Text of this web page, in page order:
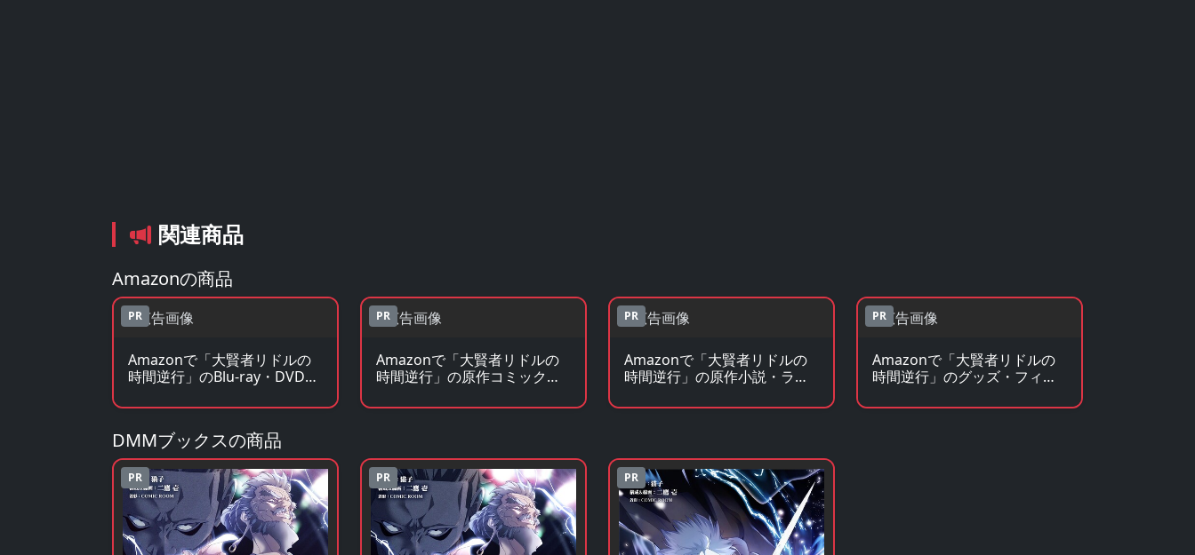
関連商品
Amazonの商品
PR
Amazonで「大賢者リドルの
時間逆行」のBlu-ray・DVDを
PR
Amazonで「大賢者リドルの
時間逆行」の原作コミックを
PR
Amazonで「大賢者リドルの
時間逆行」の原作小説・ラノ
PR
Amazonで「大賢者リドルの
時間逆行」のグッズ・フィギ
DMMブックスの商品
PR PR PR